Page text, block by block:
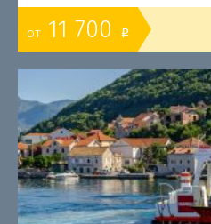
от 11 700 o